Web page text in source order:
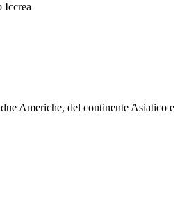
Iccrea
Americhe, del continente Asiatico e